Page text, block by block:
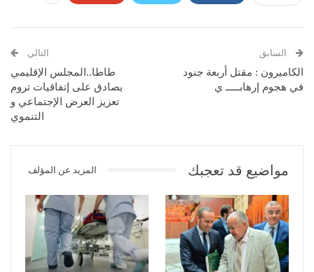
السابق
الكاميرون : مقتل أربعة جنود
في هجوم إرهابـــــ ي
التالي
طاطا..المجلس الإقليمي
يصادق على إتفاقيات تروم
تعزيز العرض الإجتماعي و
التنموي
مواضيع قد تعجبك المزيد عن المؤلف